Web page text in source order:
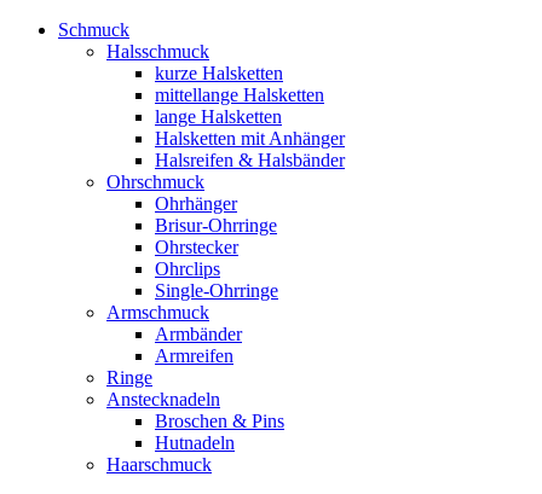
Schmuck
Halsschmuck
kurze Halsketten
mittellange Halsketten
lange Halsketten
Halsketten mit Anhänger
Halsreifen & Halsbänder
Ohrschmuck
Ohrhänger
Brisur-Ohrringe
Ohrstecker
Ohrclips
Single-Ohrringe
Armschmuck
Armbänder
Armreifen
Ringe
Anstecknadeln
Broschen & Pins
Hutnadeln
Haarschmuck